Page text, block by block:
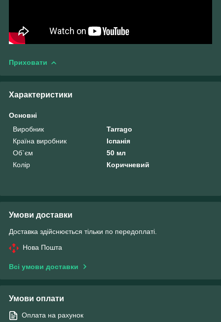
Приховати
Характеристики
Основні
Виробник
Tarrago
Країна виробник
Іспанія
Об`єм
50 мл
Колір
Коричневий
Умови доставки
Доставка здійснюється тільки по передоплаті.
Нова Пошта
Всі умови доставки
Умови оплати
Оплата на рахунок